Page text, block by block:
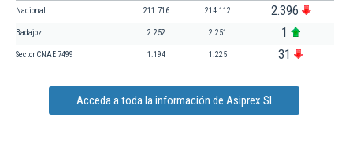
Nacional 211.716 214.112 2.396
Badajoz 2.252 2.251 1
Sector CNAE 7499 1.194 1.225 31
Acceda a toda la información de Asiprex Sl